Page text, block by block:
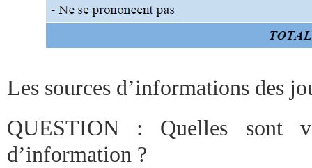
Les sources d’informations des
QUESTION : Quelles sont
d’information ?